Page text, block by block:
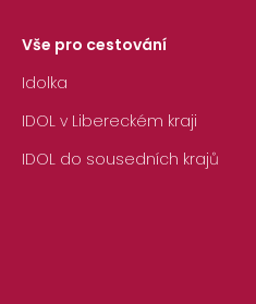
Vše pro cestování
Idolka
IDOL v Libereckém kraji
IDOL do sousedních krajů